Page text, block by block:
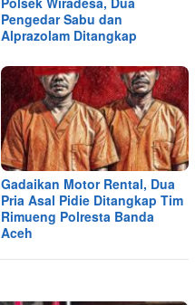
Pengedar Sabu dan
Alprazolam Ditangkap
Gadaikan Motor Rental, Dua
Pria Asal Pidie Ditangkap Tim
Rimueng Polresta Banda
Aceh